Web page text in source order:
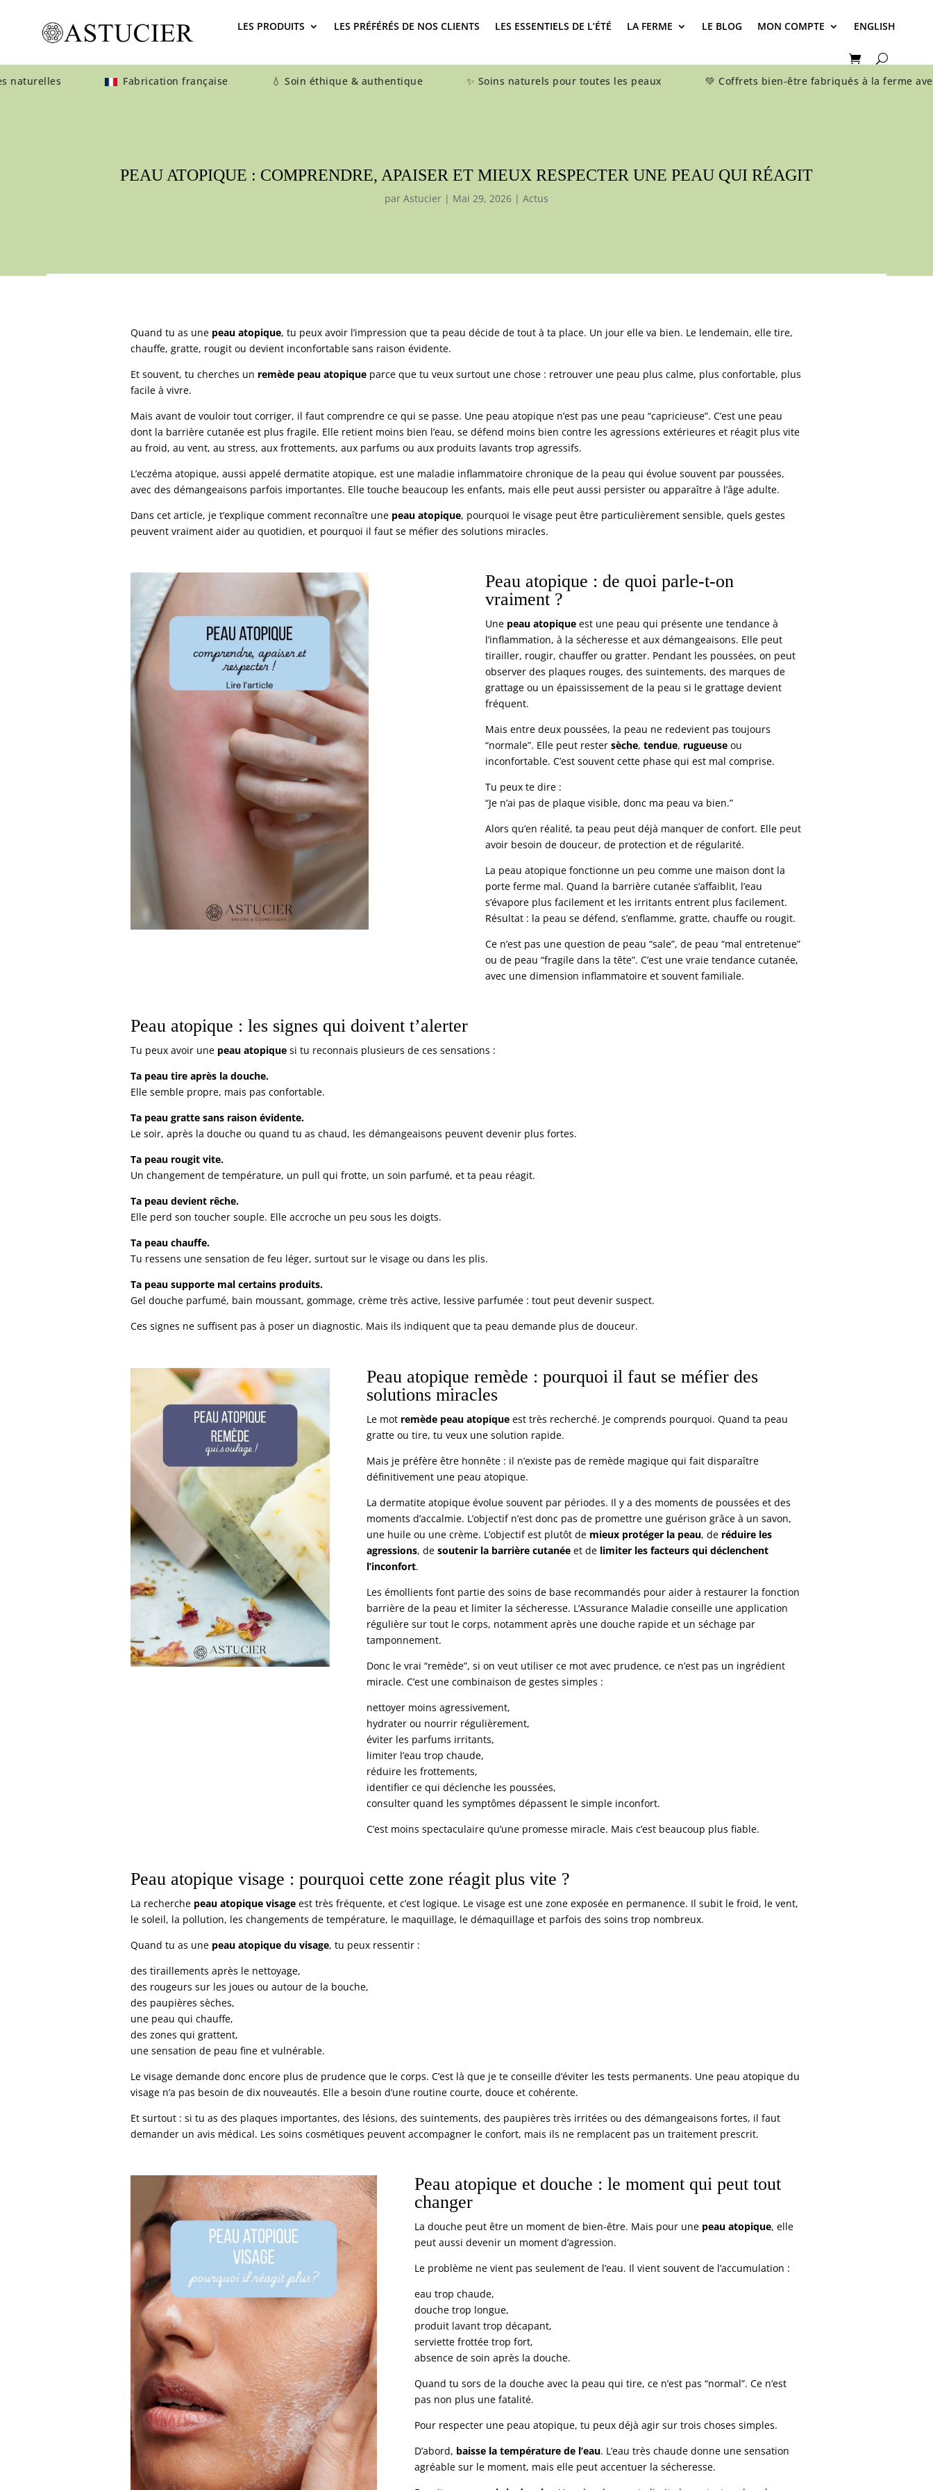
LES PRODUITS LES PRÉFÉRÉS DE NOS CLIENTS LES ESSENTIELS DE L’ÉTÉ LA FERME LE BLOG MON COMPTE ENGLISH
Fabrication française 💧 Soin éthique & authentique ✨ Soins naturels pour toutes les peaux 💚 Coffrets bien-être fabriqués à la ferme
PEAU ATOPIQUE : COMPRENDRE, APAISER ET MIEUX RESPECTER UNE PEAU QUI RÉAGIT
par Astucier | Mai 29, 2026 | Actus
Quand tu as une peau atopique, tu peux avoir l’impression que ta peau décide de tout à ta place. Un jour elle va bien. Le lendemain, elle tire,
chauffe, gratte, rougit ou devient inconfortable sans raison évidente.
Et souvent, tu cherches un remède peau atopique parce que tu veux surtout une chose : retrouver une peau plus calme, plus confortable, plus
facile à vivre.
Mais avant de vouloir tout corriger, il faut comprendre ce qui se passe. Une peau atopique n’est pas une peau “capricieuse”. C’est une peau
dont la barrière cutanée est plus fragile. Elle retient moins bien l’eau, se défend moins bien contre les agressions extérieures et réagit plus vite
au froid, au vent, au stress, aux frottements, aux parfums ou aux produits lavants trop agressifs.
L’eczéma atopique, aussi appelé dermatite atopique, est une maladie inflammatoire chronique de la peau qui évolue souvent par poussées,
avec des démangeaisons parfois importantes. Elle touche beaucoup les enfants, mais elle peut aussi persister ou apparaître à l’âge adulte.
Dans cet article, je t’explique comment reconnaître une peau atopique, pourquoi le visage peut être particulièrement sensible, quels gestes
peuvent vraiment aider au quotidien, et pourquoi il faut se méfier des solutions miracles.
Peau atopique : de quoi parle-t-on
vraiment ?
Une peau atopiqueest une peau qui présente une tendance à
l’inflammation, à la sécheresse et aux démangeaisons. Elle peut
tirailler, rougir, chauffer ou gratter. Pendant les poussées, on peut
observer des plaques rouges, des suintements, des marques de
grattage ou un épaississement de la peau si le grattage devient
fréquent.
Mais entre deux poussées, la peau ne redevient pas toujours
“normale”. Elle peut rester sèche, tendue, rugueuseou
inconfortable. C’est souvent cette phase qui est mal comprise.
Tu peux te dire :
“Je n’ai pas de plaque visible, donc ma peau va bien.”
Alors qu’en réalité, ta peau peut déjà manquer de confort. Elle peut
avoir besoin de douceur, de protection et de régularité.
La peau atopique fonctionne un peu comme une maison dont la
porte ferme mal. Quand la barrière cutanée s’affaiblit, l’eau
s’évapore plus facilement et les irritants entrent plus facilement.
Résultat : la peau se défend, s’enflamme, gratte, chauffe ou rougit.
Ce n’est pas une question de peau “sale”, de peau “mal entretenue”
ou de peau “fragile dans la tête”. C’est une vraie tendance cutanée,
avec une dimension inflammatoire et souvent familiale.
Peau atopique : les signes qui doivent t’alerter
Tu peux avoir une peau atopique si tu reconnais plusieurs de ces sensations :
Ta peau tire après la douche.
Elle semble propre, mais pas confortable.
Ta peau gratte sans raison évidente.
Le soir, après la douche ou quand tu as chaud, les démangeaisons peuvent devenir plus fortes.
Ta peau rougit vite.
Un changement de température, un pull qui frotte, un soin parfumé, et ta peau réagit.
Ta peau devient rêche.
Elle perd son toucher souple. Elle accroche un peu sous les doigts.
Ta peau chauffe.
Tu ressens une sensation de feu léger, surtout sur le visage ou dans les plis.
Ta peau supporte mal certains produits.
Gel douche parfumé, bain moussant, gommage, crème très active, lessive parfumée : tout peut devenir suspect.
Ces signes ne suffisent pas à poser un diagnostic. Mais ils indiquent que ta peau demande plus de douceur.
Peau atopique remède : pourquoi il faut se méfier des
solutions miracles
Le mot remède peau atopique est très recherché. Je comprends pourquoi. Quand ta peau
gratte ou tire, tu veux une solution rapide.
Mais je préfère être honnête : il n’existe pas de remède magique qui fait disparaître
définitivement une peau atopique.
La dermatite atopique évolue souvent par périodes. Il y a des moments de poussées et des
moments d’accalmie. L’objectif n’est donc pas de promettre une guérison grâce à un savon,
une huile ou une crème. L’objectif est plutôt de mieux protéger la peau, de réduire les
agressions, desoutenir la barrière cutanée et de limiter les facteurs qui déclenchent
l’inconfort.
Les émollients font partie des soins de base recommandés pour aider à restaurer la fonction
barrière de la peau et limiter la sécheresse. L’Assurance Maladie conseille une application
régulière sur tout le corps, notamment après une douche rapide et un séchage par
tamponnement.
Donc le vrai “remède”, si on veut utiliser ce mot avec prudence, ce n’est pas un ingrédient
miracle. C’est une combinaison de gestes simples :
nettoyer moins agressivement,
hydrater ou nourrir régulièrement,
éviter les parfums irritants,
limiter l’eau trop chaude,
réduire les frottements,
identifier ce qui déclenche les poussées,
consulter quand les symptômes dépassent le simple inconfort.
C’est moins spectaculaire qu’une promesse miracle. Mais c’est beaucoup plus fiable.
Peau atopique visage : pourquoi cette zone réagit plus vite ?
La recherche peau atopique visage est très fréquente, et c’est logique. Le visage est une zone exposée en permanence. Il subit le froid, le vent,
le soleil, la pollution, les changements de température, le maquillage, le démaquillage et parfois des soins trop nombreux.
Quand tu as une peau atopique du visage, tu peux ressentir :
des tiraillements après le nettoyage,
des rougeurs sur les joues ou autour de la bouche,
des paupières sèches,
une peau qui chauffe,
des zones qui grattent,
une sensation de peau fine et vulnérable.
Le visage demande donc encore plus de prudence que le corps. C’est là que je te conseille d’éviter les tests permanents. Une peau atopique du
visage n’a pas besoin de dix nouveautés. Elle a besoin d’une routine courte, douce et cohérente.
Et surtout : si tu as des plaques importantes, des lésions, des suintements, des paupières très irritées ou des démangeaisons fortes, il faut
demander un avis médical. Les soins cosmétiques peuvent accompagner le confort, mais ils ne remplacent pas un traitement prescrit.
Peau atopique et douche : le moment qui peut tout
changer
La douche peut être un moment de bien-être. Mais pour une peau atopique, elle
peut aussi devenir un moment d’agression.
Le problème ne vient pas seulement de l’eau. Il vient souvent de l’accumulation :
eau trop chaude,
douche trop longue,
produit lavant trop décapant,
serviette frottée trop fort,
absence de soin après la douche.
Quand tu sors de la douche avec la peau qui tire, ce n’est pas “normal”. Ce n’est
pas non plus une fatalité.
Pour respecter une peau atopique, tu peux déjà agir sur trois choses simples.
D’abord, baisse la température de l’eau. L’eau très chaude donne une sensation
agréable sur le moment, mais elle peut accentuer la sécheresse.